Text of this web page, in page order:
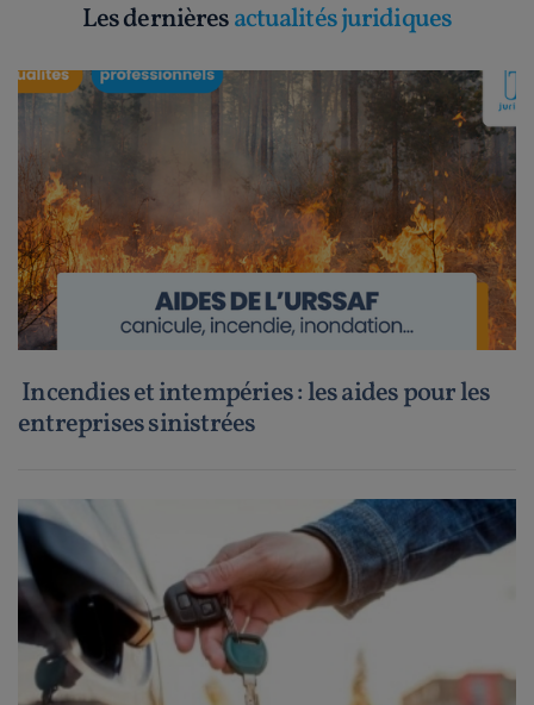
Les dernièresactualités juridiques
Incendies et intempéries : les aides pour les
entreprises sinistrées